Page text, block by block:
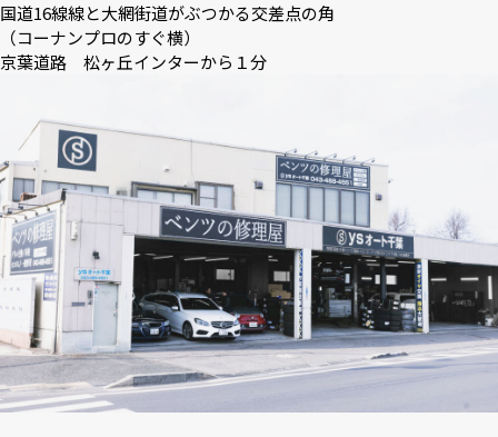
国道16線線と大網街道がぶつかる交差点の角
（コーナンプロのすぐ横）
京葉道路 松ヶ丘インターから１分